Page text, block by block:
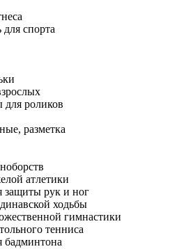
спорта
роликов
разметка
атлетики
защиты рук и ног
ходьбы
гимнастики
тенниса
бадминтона